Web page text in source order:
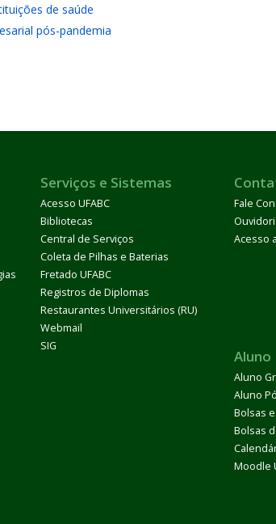
de saúde
pós-pandemia
Serviços e Sistemas
Acesso UFABC
Bibliotecas
Central de Serviços
Coleta de Pilhas e Baterias
Fretado UFABC
Registros de Diplomas
Restaurantes Universitários (RU)
Webmail
SIG
Fale
Acesso
Aluno
Aluno
Aluno
Bolsas
Bolsas
Moodle